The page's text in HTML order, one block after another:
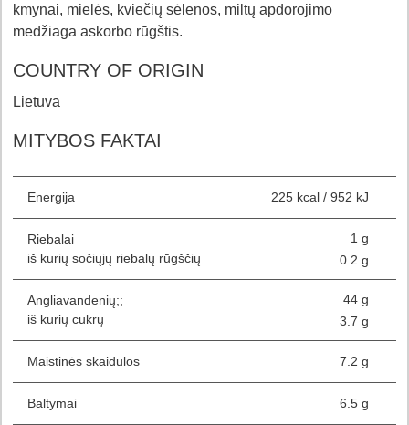
kmynai, mielės, kviečių sėlenos, miltų apdorojimo
medžiaga askorbo rūgštis.
COUNTRY OF ORIGIN
Lietuva
MITYBOS FAKTAI
Energija 225 kcal / 952 kJ
Riebalai
iš kurių sočiųjų riebalų rūgščių
1 g
0.2 g
Angliavandenių;;
iš kurių cukrų
44 g
3.7 g
Maistinės skaidulos 7.2 g
Baltymai 6.5 g